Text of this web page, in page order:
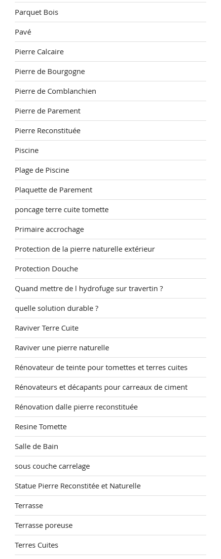
Parquet Bois
Pavé
Pierre Calcaire
Pierre de Bourgogne
Pierre de Comblanchien
Pierre de Parement
Pierre Reconstituée
Piscine
Plage de Piscine
Plaquette de Parement
poncage terre cuite tomette
Primaire accrochage
Protection de la pierre naturelle extérieur
Protection Douche
Quand mettre de l hydrofuge sur travertin ?
quelle solution durable ?
Raviver Terre Cuite
Raviver une pierre naturelle
Rénovateur de teinte pour tomettes et terres cuites
Rénovateurs et décapants pour carreaux de ciment
Rénovation dalle pierre reconstituée
Resine Tomette
Salle de Bain
sous couche carrelage
Statue Pierre Reconstitée et Naturelle
Terrasse
Terrasse poreuse
Terres Cuites